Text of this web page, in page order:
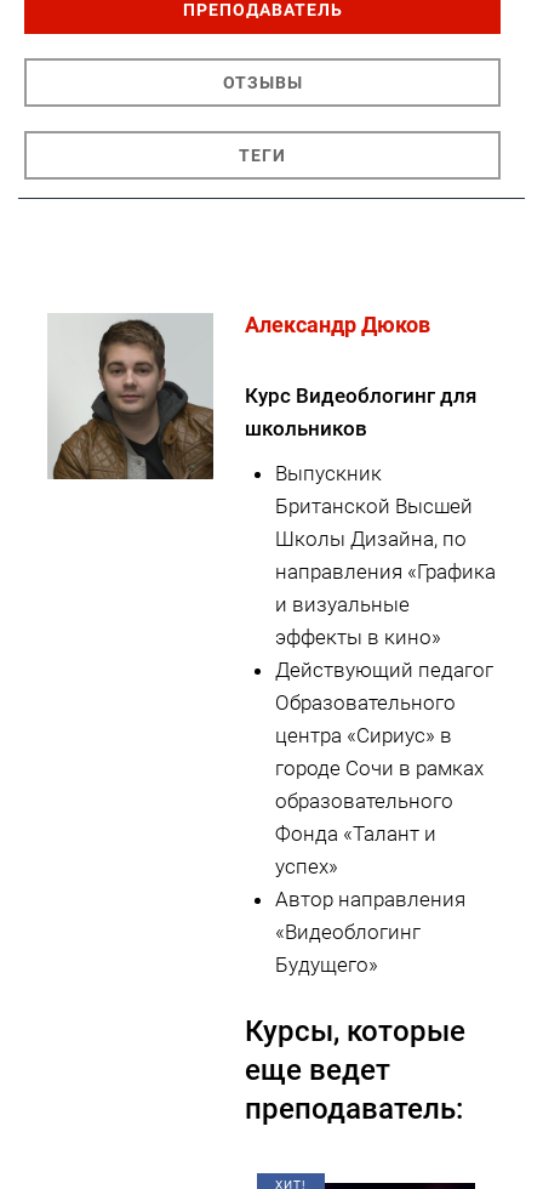
ПРЕПОДАВАТЕЛЬ
ОТЗЫВЫ
ТЕГИ
Александр Дюков
Курс Видеоблогинг для
школьников
Выпускник
Британской Высшей
Школы Дизайна, по
направления «Графика
и визуальные
эффекты в кино»
Действующий педагог
Образовательного
центра «Сириус» в
городе Сочи в рамках
образовательного
Фонда «Талант и
успех»
Автор направления
«Видеоблогинг
Будущего»
Курсы, которые
еще ведет
преподаватель:
ХИТ!